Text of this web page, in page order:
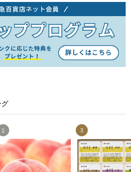
グ
2 3